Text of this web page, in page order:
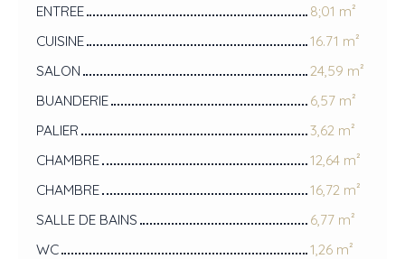
ENTREE
8;01 m²
CUISINE
16.71 m²
SALON
24,59 m²
BUANDERIE
6,57 m²
PALIER
3,62 m²
CHAMBRE
12,64 m²
CHAMBRE
16,72 m²
SALLE DE BAINS
6,77 m²
WC
1,26 m²